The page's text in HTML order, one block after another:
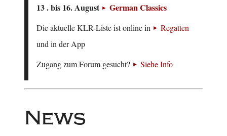
13 . bis 16. August German Classics
Die aktuelle KLR-Liste ist online in
Regatten
und in der App
Zugang zum Forum gesucht?
Siehe Info
News